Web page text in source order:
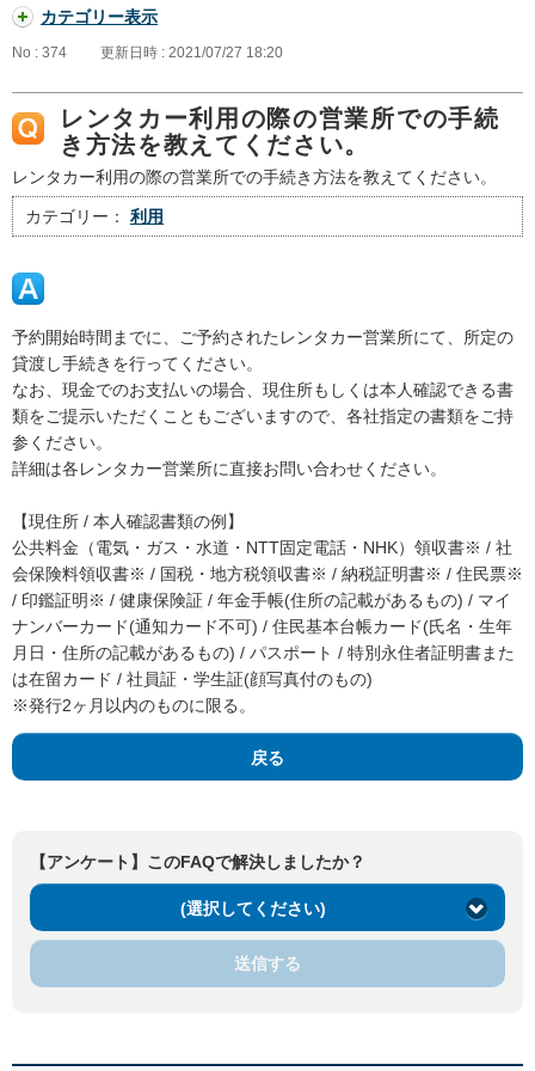
カテゴリー表示
No : 374 更新日時 : 2021/07/27 18:20
レンタカー利用の際の営業所での手続
き方法を教えてください。
レンタカー利用の際の営業所での手続き方法を教えてください。
カテゴリー： 利用
予約開始時間までに、ご予約されたレンタカー営業所にて、所定の
貸渡し手続きを行ってください。
なお、現金でのお支払いの場合、現住所もしくは本人確認できる書
類をご提示いただくこともございますので、各社指定の書類をご持
参ください。
詳細は各レンタカー営業所に直接お問い合わせください。
【現住所 / 本人確認書類の例】
公共料金（電気・ガス・水道・NTT固定電話・NHK）領収書※ / 社
会保険料領収書※ / 国税・地方税領収書※ / 納税証明書※ / 住民票※
/ 印鑑証明※ / 健康保険証 / 年金手帳(住所の記載があるもの) / マイ
ナンバーカード(通知カード不可) / 住民基本台帳カード(氏名・生年
月日・住所の記載があるもの) / パスポート / 特別永住者証明書また
は在留カード / 社員証・学生証(顔写真付のもの)
※発行2ヶ月以内のものに限る。
戻る
【アンケート】このFAQで解決しましたか？
(選択してください)
送信する